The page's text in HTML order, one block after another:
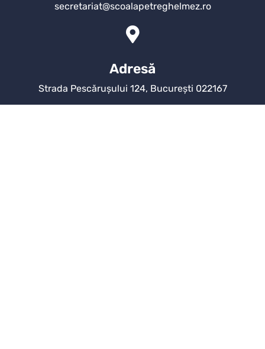
secretariat@scoalapetreghelmez.ro
Adresă
Strada Pescărușului 124, București 022167